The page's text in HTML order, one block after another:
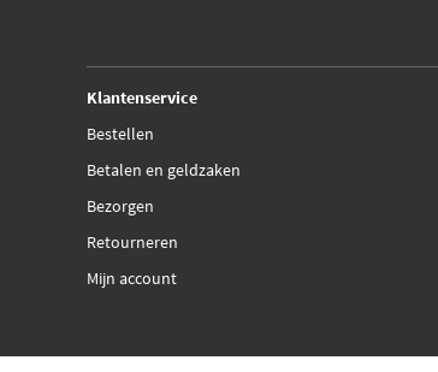
Klantenservice
Bestellen
Betalen en geldzaken
Bezorgen
Retourneren
Mijn account